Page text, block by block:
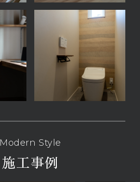
Modern Style
施工事例